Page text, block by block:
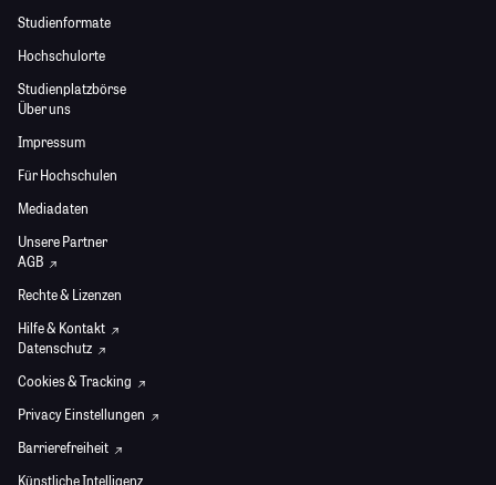
Studienformate
Hochschulorte
Studienplatzbörse
Über uns
Impressum
Für Hochschulen
Mediadaten
Unsere Partner
AGB
Rechte & Lizenzen
Hilfe & Kontakt
Datenschutz
Cookies & Tracking
Privacy Einstellungen
Barrierefreiheit
Künstliche Intelligenz